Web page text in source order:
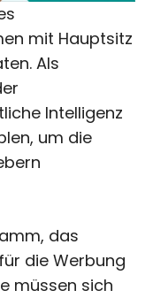
mit Hauptsitz
Als
Intelligenz
um die
das
die Werbung
müssen sich